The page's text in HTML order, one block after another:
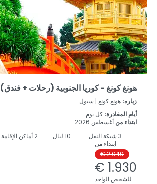
هونغ كونغ - كوريا الجنوبية (رحلات + فندق)
زياره: هونغ كونغ | سيول
أيام المغادرة: كل يوم
ابتداء من أغسطس 2026
شبكة النقل ليال
2 أماكن الإقامة
ابتداء من
2.049 €
1.930 €
للشخص الواحد